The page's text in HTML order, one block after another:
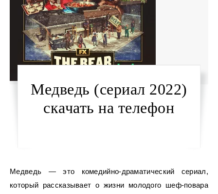
Медведь (сериал 2022)
скачать на телефон
Медведь — это комедийно-драматический сериал,
который рассказывает о жизни молодого шеф-повара